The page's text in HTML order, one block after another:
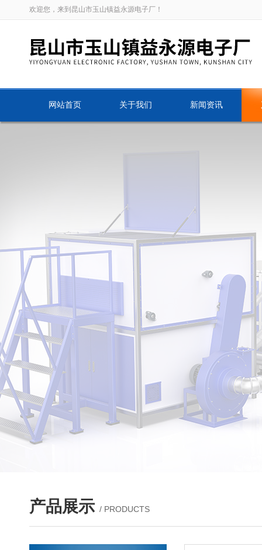
欢迎您，来到昆山市玉山镇益永源电子厂！
网站首页 关于我们 新闻资讯
产品展示 / PRODUCTS